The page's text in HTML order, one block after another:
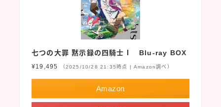
七つの大罪 黙示録の四騎士Ⅰ Blu-ray BOX
¥19,495 （2025/10/28 21:35時点 | Amazon調べ）
Amazon